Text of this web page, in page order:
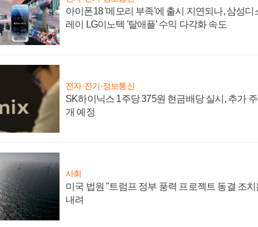
아이폰18 '메모리 부족'에 출시 지연되나, 삼성
레이 LG이노텍 '탈애플' 수익 다각화 속도
전자·전기·정보통신
SK하이닉스 1주당 375원 현금배당 실시, 추가
개 예정
사회
미국 법원 "트럼프 정부 풍력 프로젝트 동결 조
내려